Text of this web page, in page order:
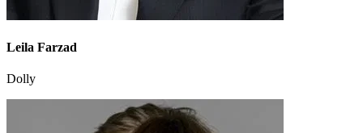
Leila Farzad
Dolly